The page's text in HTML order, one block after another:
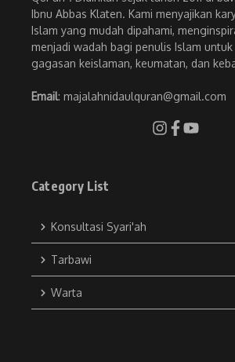
Ibnu Abbas Klaten. Kami menyajikan
Islam yang mudah dipahami,
menjadi wadah bagi penulis Islam untuk
gagasan keislaman, keumatan, dan
Email: majalahnidaulquran@gmail.com
Category List
Konsultasi Syari'ah
Tarbawi
Warta